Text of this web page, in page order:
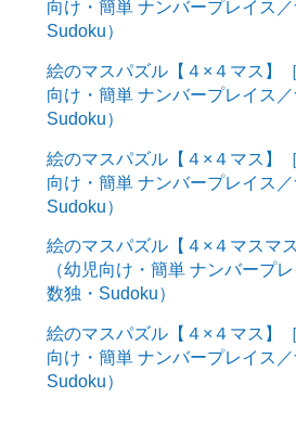
向け・簡単 ナンバープレイス
Sudoku）
絵のマスパズル【４×４マス】
向け・簡単 ナンバープレイス
Sudoku）
絵のマスパズル【４×４マス】
向け・簡単 ナンバープレイス
Sudoku）
絵のマスパズル【４×４マスマ
（幼児向け・簡単 ナンバープ
数独・Sudoku）
絵のマスパズル【４×４マス】
向け・簡単 ナンバープレイス
Sudoku）